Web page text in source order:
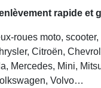
rapide et
roues moto,
Citroën,
Mercedes, Mini,
Volvo…